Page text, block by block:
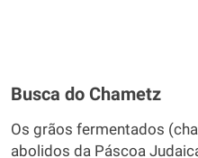
Busca do Chametz
Os grãos fermentados
abolidos da Páscoa